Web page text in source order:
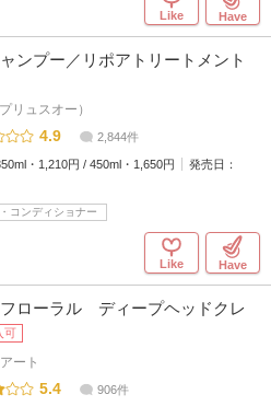
Like Have
ンプー／リポアトリートメント
リュスオー）
4.9 2,844件
・1,210円 / 450ml・1,650円
発売日：
コンディショナー
Like Have
ローラル ディープヘッドクレ
可
ート
5.4 906件